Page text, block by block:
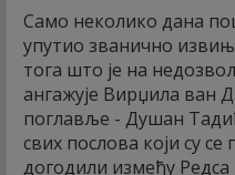
Само неколико дана
упутио званично
тога што је на
ангажује Вирџила ван
поглавље - Душан
свих послова који су
догодили између